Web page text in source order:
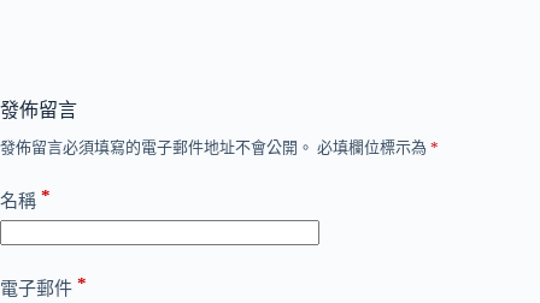
發佈留言
發佈留言必須填寫的電子郵件地址不會公開。 必填欄位標示為 *
名稱 *
電子郵件 *